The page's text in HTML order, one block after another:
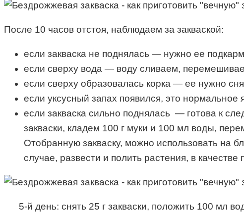
После 10 часов отстоя, наблюдаем за закваской:
если закваска не поднялась — нужно ее
если сверху вода — воду сливаем,
если сверху образовалась корка — ее нужно
если уксусный запах появился, это нормальное
если закваска сильно поднялась — готова к
закваски, кладем 100 г муки и 100 мл воды,
Отобранную закваску, можно использовать на
случае, развести и полить растения, в качестве
5-й день: снять 25 г закваски, положить 100 мл